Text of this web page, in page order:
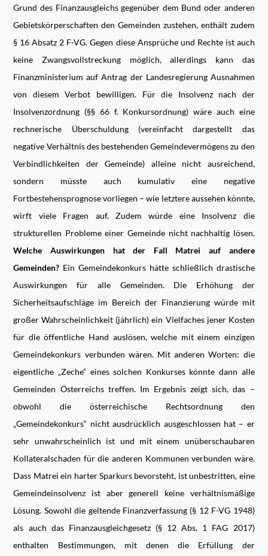
Grund des Finanzausgleichs gegenüber dem Bund oder anderen
Gebietskörperschaften den Gemeinden zustehen, enthält zudem
§ 16 Absatz 2 F-VG. Gegen diese Ansprüche und Rechte ist auch
keine Zwangsvollstreckung möglich, allerdings kann das
Finanzministerium auf Antrag der Landesregierung Ausnahmen
von diesem Verbot bewilligen. Für die Insolvenz nach der
Insolvenzordnung (§§ 66 f. Konkursordnung) wäre auch eine
rechnerische Überschuldung (vereinfacht dargestellt das
negative Verhältnis des bestehenden Gemeindevermögens zu den
Verbindlichkeiten der Gemeinde) alleine nicht ausreichend,
sondern müsste auch kumulativ eine negative
Fortbestehensprognose vorliegen – wie letztere aussehen könnte,
wirft viele Fragen auf. Zudem würde eine Insolvenz die
strukturellen Probleme einer Gemeinde nicht nachhaltig lösen.
Welche Auswirkungen hat der Fall Matrei auf andere
Gemeinden? Ein Gemeindekonkurs hätte schließlich drastische
Auswirkungen für alle Gemeinden. Die Erhöhung der
Sicherheitsaufschläge im Bereich der Finanzierung würde mit
großer Wahrscheinlichkeit (jährlich) ein Vielfaches jener Kosten
für die öffentliche Hand auslösen, welche mit einem einzigen
Gemeindekonkurs verbunden wären. Mit anderen Worten: die
eigentliche „Zeche“ eines solchen Konkurses könnte dann alle
Gemeinden Österreichs treffen. Im Ergebnis zeigt sich, das –
obwohl die österreichische Rechtsordnung den
„Gemeindekonkurs“ nicht ausdrücklich ausgeschlossen hat – er
sehr unwahrscheinlich ist und mit einem unüberschaubaren
Kollateralschaden für die anderen Kommunen verbunden wäre.
Dass Matrei ein harter Sparkurs bevorsteht, ist unbestritten, eine
Gemeindeinsolvenz ist aber generell keine verhältnismäßige
Lösung. Sowohl die geltende Finanzverfassung (§ 12 F-VG 1948)
als auch das Finanzausgleichgesetz (§ 12 Abs. 1 FAG 2017)
enthalten Bestimmungen, mit denen die Erfüllung der